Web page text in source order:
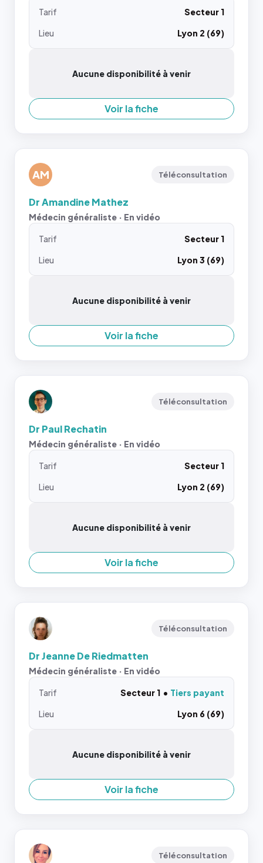
Tarif
Secteur 1
Lieu
Lyon 2 (69)
Aucune disponibilité à venir
Voir la fiche
AM Téléconsultation
Dr Amandine Mathez
Médecin généraliste · En vidéo
Tarif
Secteur 1
Lieu
Lyon 3 (69)
Aucune disponibilité à venir
Voir la fiche
Téléconsultation
Dr Paul Rechatin
Médecin généraliste · En vidéo
Tarif
Secteur 1
Lieu
Lyon 2 (69)
Aucune disponibilité à venir
Voir la fiche
Téléconsultation
Dr Jeanne De Riedmatten
Médecin généraliste · En vidéo
Tarif Secteur 1
Tiers payant
Lieu
Lyon 6 (69)
Aucune disponibilité à venir
Voir la fiche
Téléconsultation